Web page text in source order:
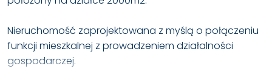
Nieruchomość zaprojektowana z myślą o połączeniu
funkcji mieszkalnej z prowadzeniem działalności
gospodarczej.